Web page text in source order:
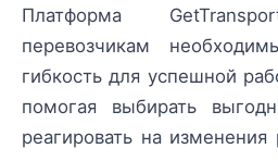
Платформа
перевозчикам
гибкость для успешной
помогая выбирать
реагировать на